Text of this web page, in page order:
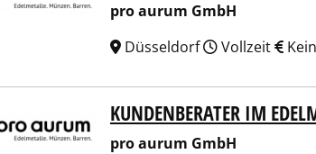
pro aurum GmbH
Düsseldorf
Vollzeit
pro aurum GmbHKUNDENBERATER IM
pro aurum GmbH